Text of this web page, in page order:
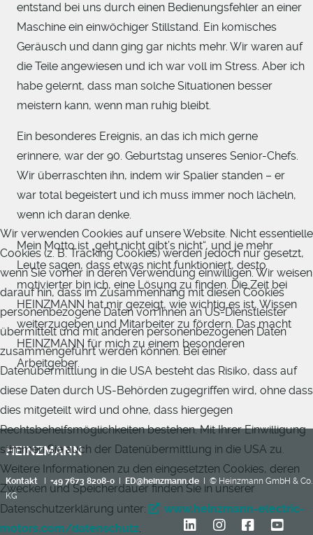
entstand bei uns durch einen Bedienungsfehler an einer
Maschine ein einwöchiger Stillstand. Ein komisches
Geräusch und dann ging gar nichts mehr. Wir waren auf
die Teile angewiesen und ich war voll im Stress. Aber ich
habe gelernt, dass man solche Situationen besser
meistern kann, wenn man ruhig bleibt.
Ein besonderes Ereignis, an das ich mich gerne
erinnere, war der 90. Geburtstag unseres Senior-Chefs.
Wir überraschten ihn, indem wir Spalier standen – er
war total begeistert und ich muss immer noch lächeln,
wenn ich daran denke.
Mein Motto ist „geht nicht gibt’s nicht“, und je mehr
Leute sagen, dass etwas nicht funktioniert, desto
motivierter bin ich, eine Lösung zu finden. Die Zeit bei
HEINZMANN hat mir gezeigt, wie wichtig es ist, Wissen
weiterzugeben und Mitarbeiter zu fördern. Das macht
HEINZMANN für mich zu einem besonderen
Arbeitgeber.
HEINZMANN
Kontakt +49 7673 8208-0 ED@heinzmann.de I © Heinzmann GmbH & Co.
KG
Wir verwenden Cookies auf unsere Website. Nicht essentielle
Cookies (z. B. Tracking Cookies) werden jedoch nur gesetzt,
wenn Sie vorher in deren Verwendung einwilligen. Wir weisen
darauf hin, dass im Zusammenhang mit diesen Cookies
personenbezogene Daten von Ihnen an US-Dienstleister
übermittelt und mit anderen personenbezogenen Daten
zusammengeführt werden können. Bei einer
Datenübermittlung in die USA besteht das Risiko, dass auf
diese Daten durch US-Behörden zugegriffen wird, ohne dass
dies mitgeteilt wird und ohne, dass hiergegen
Rechtsbehelfsmöglichkeiten bestehen. Mit Ihrer Einwilligung
stimmen Sie auch der Datenübermittlung in die USA zu.
Weitere Informationen zu den eingesetzten Cookies, deren
Zwecken und Speicherdauer finden Sie in unserer
Datenschutzerklärung unter:
www.heinzmann-electric-
motors.com/datenschutz.